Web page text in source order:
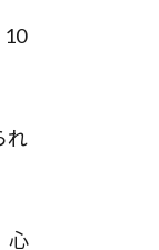
10
れ
心